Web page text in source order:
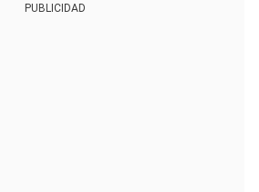
PUBLICIDAD